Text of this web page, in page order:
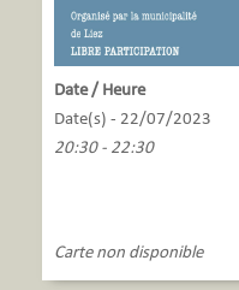
Date / Heure
Date(s) - 22/07/2023
20:30 - 22:30
Carte non disponible